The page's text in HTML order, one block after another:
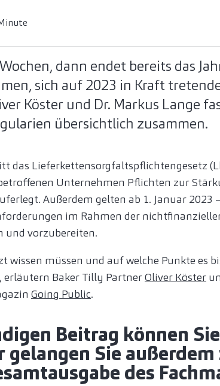
dann endet bereits das
sich auf 2023 in Kraft
Köster und Dr. Markus Lange
übersichtlich zusammen.
das Lieferkettensorgfaltspflichtengesetz
Unternehmen Pflichten zur
Außerdem gelten ab 1. Januar 2023
im Rahmen der
und vorzubereiten.
wissen müssen und auf welche Punkte es
Baker Tilly PartnerOliver Köster
Going Public.
Beitrag können
gelangen Sie
des